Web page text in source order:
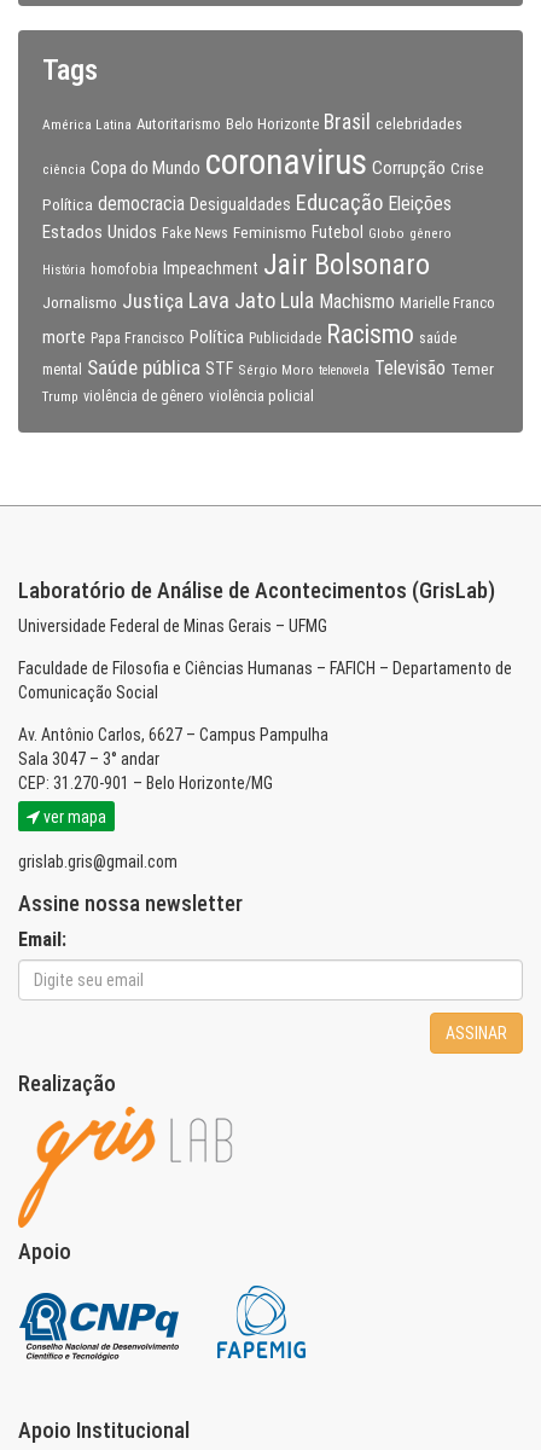
Tags
América Latina Autoritarismo Belo Horizonte Brasil celebridades
ciência Copa do Mundo coronavirus Corrupção Crise
Política democracia Desigualdades Educação Eleições
Estados Unidos Fake News Feminismo Futebol Globo gênero
História homofobia Impeachment Jair Bolsonaro
Jornalismo Justiça Lava Jato Lula Machismo Marielle Franco
morte Papa Francisco Política Publicidade Racismo saúde
mental
Saúde pública STF Sérgio Moro telenovela Televisão Temer
Trump violência de gênero violência policial
Laboratório de Análise de Acontecimentos (GrisLab)
Universidade Federal de Minas Gerais – UFMG
Faculdade de Filosofia e Ciências Humanas – FAFICH – Departamento de
Comunicação Social
Av. Antônio Carlos, 6627 – Campus Pampulha
Sala 3047 – 3° andar
CEP: 31.270-901 – Belo Horizonte/MG
ver mapa
grislab.gris@gmail.com
Assine nossa newsletter
Email:
ASSINAR
Realização
Apoio
Apoio Institucional